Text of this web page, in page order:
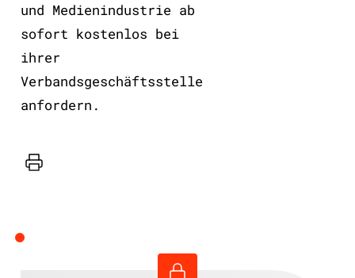
und Medienindustrie ab
sofort kostenlos bei
ihrer
Verbandsgeschäftsstelle
anfordern.
Drucker